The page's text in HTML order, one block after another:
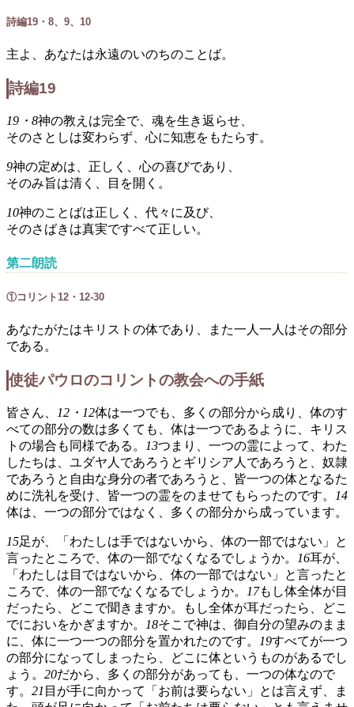
詩編19・8、9、10
主よ、あなたは永遠のいのちのことば。
詩編19
19・8神の教えは完全で、魂を生き返らせ、
そのさとしは変わらず、心に知恵をもたらす。
9神の定めは、正しく、心の喜びであり、
そのみ旨は清く、目を開く。
10神のことばは正しく、代々に及び、
そのさばきは真実ですべて正しい。
第二朗読
①コリント12・12-30
あなたがたはキリストの体であり、また一人一人はその部分
である。
使徒パウロのコリントの教会への手紙
皆さん、 12・12体は一つでも、多くの部分から成り、体のす
べての部分の数は多くても、体は一つであるように、キリス
トの場合も同様である。 13つまり、一つの霊によって、わた
したちは、ユダヤ人であろうとギリシア人であろうと、奴隷
であろうと自由な身分の者であろうと、皆一つの体となるた
めに洗礼を受け、皆一つの霊をのませてもらったのです。 14
体は、一つの部分ではなく、多くの部分から成っています。
15足が、「わたしは手ではないから、体の一部ではない」と
言ったところで、体の一部でなくなるでしょうか。 16耳が、
「わたしは目ではないから、体の一部ではない」と言ったと
ころで、体の一部でなくなるでしょうか。 17もし体全体が目
だったら、どこで聞きますか。もし全体が耳だったら、どこ
でにおいをかぎますか。 18そこで神は、御自分の望みのまま
に、体に一つ一つの部分を置かれたのです。 19すべてが一つ
の部分になってしまったら、どこに体というものがあるでし
ょう。 20だから、多くの部分があっても、一つの体なので
す。 21 目が手に向かって「お前は要らない」とは言えず、ま